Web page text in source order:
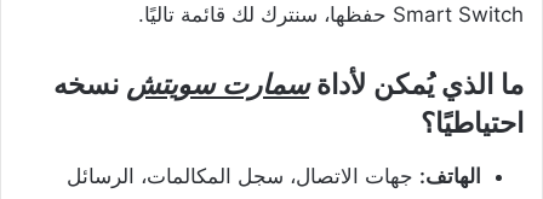
Smart Switch حفظها، سنترك لك قائمة تاليًا.
ما الذي يُمكن لأداةسمارت سويتش نسخه
احتياطيًا؟
الهاتف: جهات الاتصال، سجل المكالمات، الرسائل